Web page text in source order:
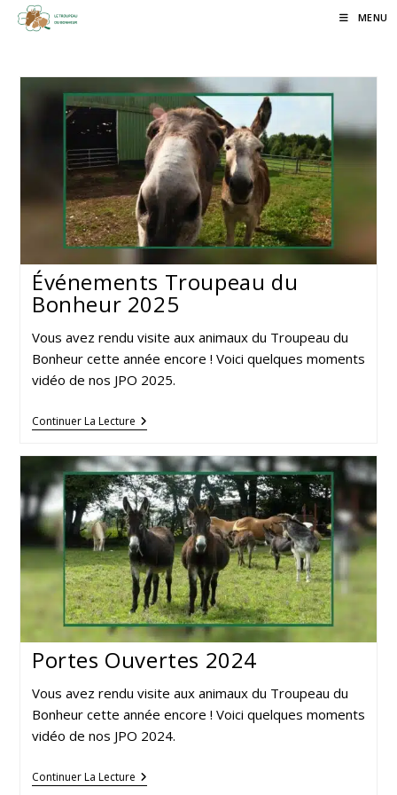
Skip
MENU
Événements Troupeau du
Bonheur 2025
Vous avez rendu visite aux animaux du Troupeau du
Bonheur cette année encore ! Voici quelques moments
vidéo de nos JPO 2025.
Continuer La LectureÉvénements
Troupeau
Bonheur
2025
Portes Ouvertes 2024
Vous avez rendu visite aux animaux du Troupeau du
Bonheur cette année encore ! Voici quelques moments
vidéo de nos JPO 2024.
Continuer La LecturePortes
Ouvertes